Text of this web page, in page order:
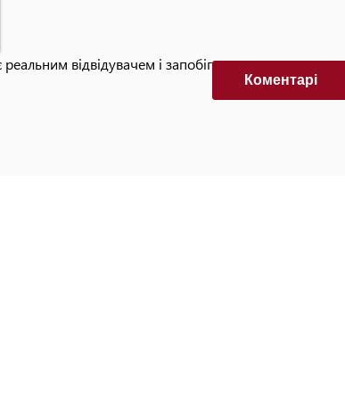
відвідувачем і запобігти автоматизованим
Коментарi